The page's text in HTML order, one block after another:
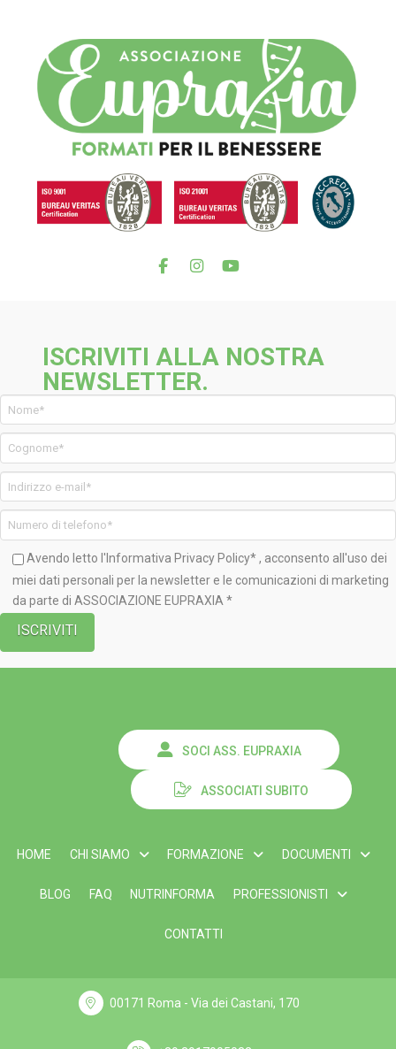
ISCRIVITI ALLA NOSTRA
NEWSLETTER.
Avendo letto l'Informativa Privacy Policy*, acconsento all'uso dei
miei dati personali per la newsletter e le comunicazioni di marketing
da parte di ASSOCIAZIONE EUPRAXIA *
SOCI ASS. EUPRAXIA
ASSOCIATI SUBITO
HOME CHI SIAMO FORMAZIONE DOCUMENTI
BLOG FAQ NUTRINFORMA PROFESSIONISTI
CONTATTI
00171 Roma - Via dei Castani, 170